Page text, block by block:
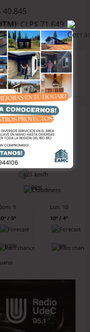
40.845
: CLP$ 71.649
7º
21 km/h
88%
9
/ 5º
100%
Lun. 10
10º / 4º
0%